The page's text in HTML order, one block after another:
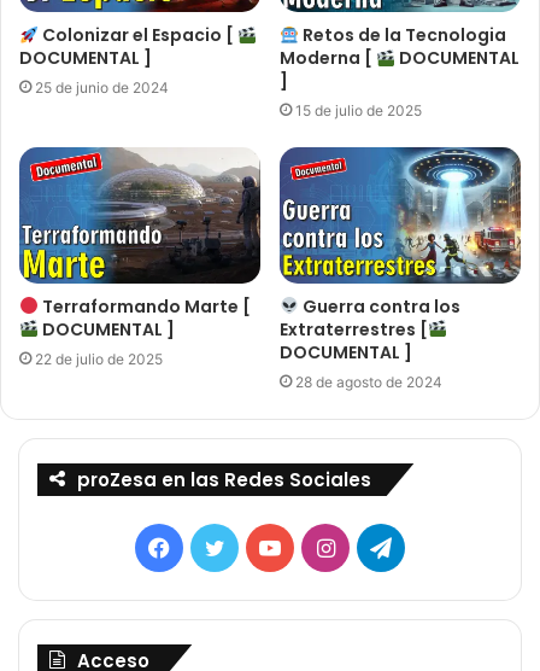
Colonizar el Espacio [
DOCUMENTAL ]
25 de junio de 2024
Retos de la Tecnologia
Moderna [
DOCUMENTAL
]
15 de julio de 2025
Terraformando Marte [
DOCUMENTAL ]
22 de julio de 2025
Guerra contra los
Extraterrestres [
DOCUMENTAL ]
28 de agosto de 2024
proZesa en las Redes Sociales
Facebook
TwitterYouTubeInstagramTelegram
Acceso